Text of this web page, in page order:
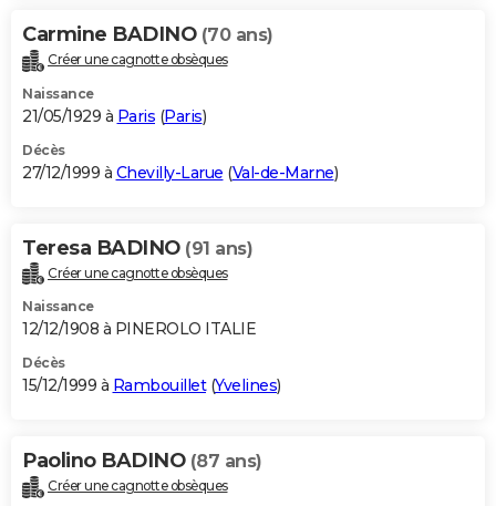
Carmine BADINO (70 ans)
Créer une cagnotte obsèques
Naissance
21/05/1929 à Paris (Paris)
Décès
27/12/1999 à Chevilly-Larue (Val-de-Marne)
Teresa BADINO (91 ans)
Créer une cagnotte obsèques
Naissance
12/12/1908 à PINEROLO ITALIE
Décès
15/12/1999 à Rambouillet(Yvelines)
Paolino BADINO (87 ans)
Créer une cagnotte obsèques